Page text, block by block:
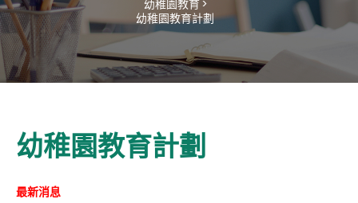
幼稚園教育 >
幼稚園教育計劃
幼稚園教育計劃
最新消息